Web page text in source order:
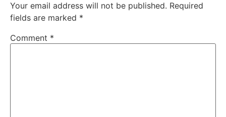
Your email address will not be published. Required
fields are marked *
Comment *